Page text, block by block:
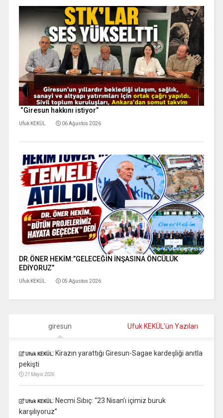
“Giresun hakkını istiyor”
Ufuk KEKÜL 06 Ağustos 2026
DR.ÖNER HEKİM:”GELECEĞİN İNŞASINA ÖNCÜLÜK
EDİYORUZ”
Ufuk KEKÜL 05 Ağustos 2026
giresun Ufuk KEKÜL'ün Yazıları
Ufuk KEKÜL: Kirazın yarattığı Giresun-Sagae kardeşliği anıtla
pekişti
21 Mayıs 2026
Ufuk KEKÜL: Necmi Sıbıç: “23 Nisan’ı içimiz buruk
karşılıyoruz”